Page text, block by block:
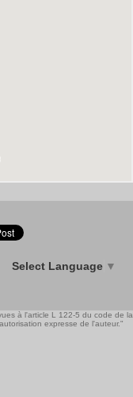
Select Language ▼
à l'article L 122-5 du code de la
expresse de l'auteur."